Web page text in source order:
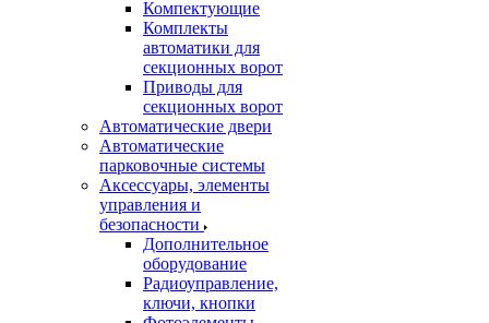
Компектующие
Комплекты
автоматики для
секционных ворот
Приводы для
секционных ворот
Автоматические двери
Автоматические
парковочные системы
Аксессуары, элементы
управления и
безопасности
Дополнительное
оборудование
Радиоуправление,
ключи, кнопки